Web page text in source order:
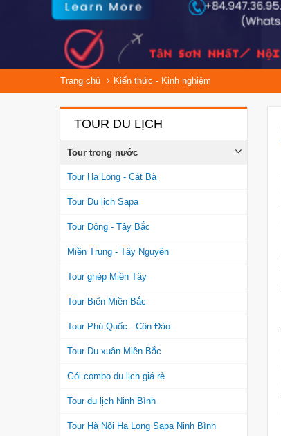
Trang chủ Kiến thức - Kinh nghiệm
TOUR DU LỊCH
Tour trong nước
Tour Hạ Long - Cát Bà
Tour Du lịch Sapa
Tour Đông - Tây Bắc
Miền Trung - Tây Nguyên
Tour ghép Miền Tây
Tour Biển Miền Bắc
Tour Phú Quốc - Côn Đảo
Tour Du xuân Miền Bắc
Gói combo du lịch giá rẻ
Tour du lịch Ninh Bình
Tour Hà Nội Hạ Long Sapa Ninh Bình